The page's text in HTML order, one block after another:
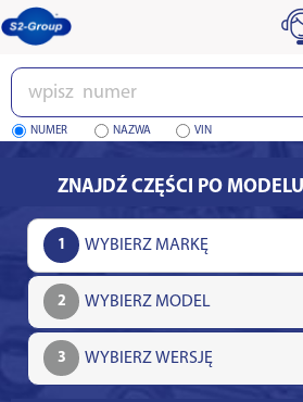
Wpisz
numer
NUMER NAZWA VIN
ZNAJDŹ CZĘŚCI PO
1
2
3